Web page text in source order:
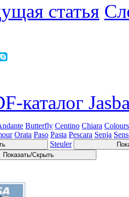
статья
каталог
Butterfly Centino Chiara Colours
Orata Paso Pasta Pescara Senja
Steuler
Показать/Скрыть